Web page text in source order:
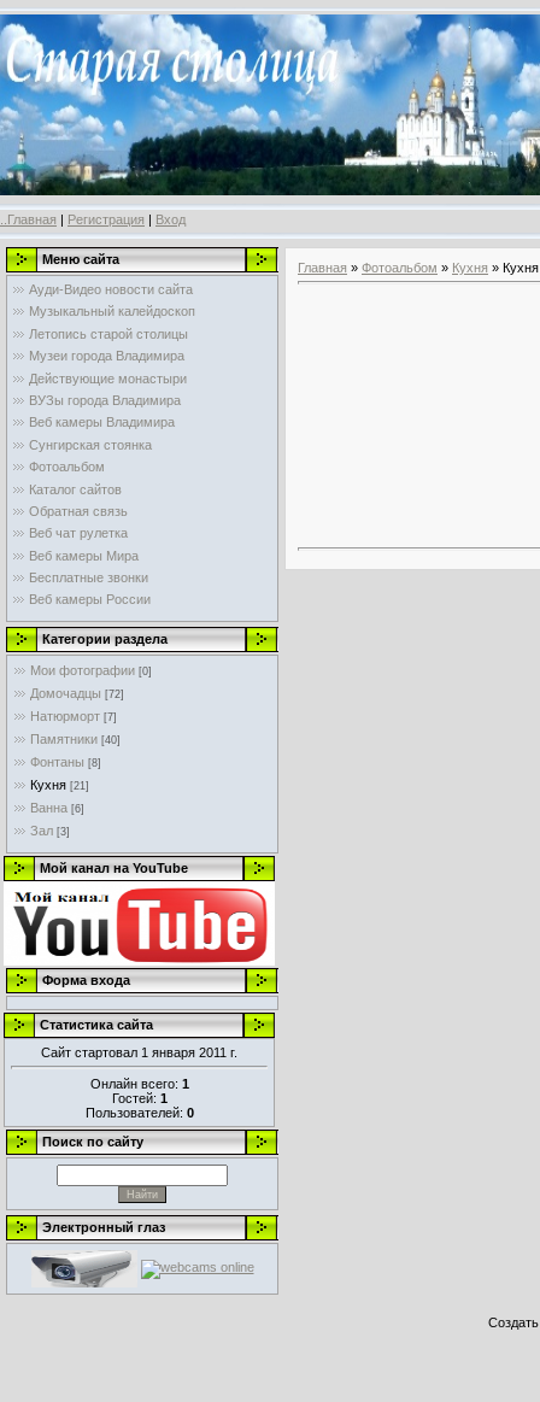
..Главная | Регистрация | Вход
Меню сайта
Ауди-Видео новости сайта
Музыкальный калейдоскоп
Летопись старой столицы
Музеи города Владимира
Действующие монастыри
ВУЗы города Владимира
Веб камеры Владимира
Сунгирская стоянка
Фотоальбом
Каталог сайтов
Обратная связь
Веб чат рулетка
Веб камеры Мира
Бесплатные звонки
Веб камеры России
Категории раздела
Мои фотографии [0]
Домочадцы [72]
Натюрморт [7]
Памятники [40]
Фонтаны [8]
Кухня [21]
Ванна [6]
Зал [3]
Мой канал на YouTube
Форма входа
Статистика сайта
Сайт стартовал 1 января 2011 г.
Онлайн всего: 1
Гостей: 1
Пользователей: 0
Поиск по сайту
Электронный глаз
Главная » Фотоальбом » Кухня » Кухня